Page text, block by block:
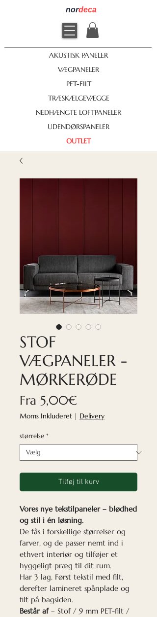
nordeca
AKUSTISK PANELER
VÆGPANELER
PET-FILT
TRÆSKÆLGEVÆGGE
NEDHÆNGTE LOFTPANELER
UDENDØRSPANELER
OUTLET
STOF
VÆGPANELER -
MØRKERØDE
Fra 5,00€Salgspris
Moms Inkluderet | Delivery
størrelse *
Tilføj til kurv
Vores nye tekstilpaneler – blødhed
og stil i én løsning.
De fås i forskellige størrelser og
farver, og de passer nemt ind i
ethvert interiør og tilføjer et
hyggeligt præg til dit rum.
Har 3 lag. Først tekstil med filt,
derefter lamineret spånplade og
filt på bagsiden.
Består af– Stof / 9 mm PET-filt /